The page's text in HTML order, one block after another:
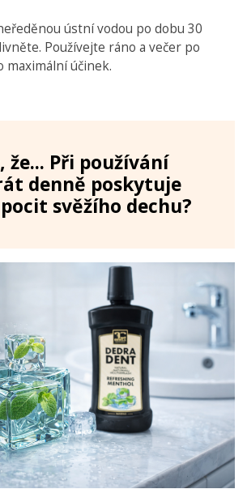
ústní vodou po dobu 30
Používejte ráno a večer po
maximální účinek.
že... Při používání
denně poskytuje
svěžího dechu?